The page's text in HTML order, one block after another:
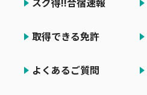
取得できる免許
よくあるご質問